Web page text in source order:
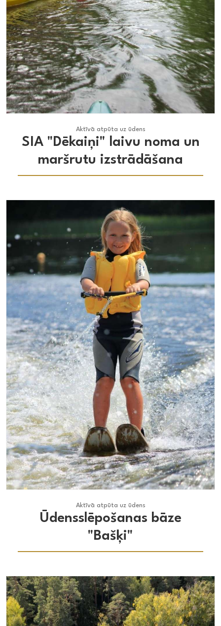
Aktīvā atpūta uz ūdens
SIA "Dēkaiņi" laivu noma un
maršrutu izstrādāšana
Aktīvā atpūta uz ūdens
Ūdensslēpošanas bāze
"Bašķi"